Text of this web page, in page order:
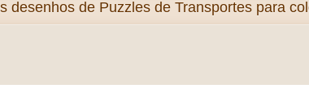
desenhos de Puzzles de Transportes para